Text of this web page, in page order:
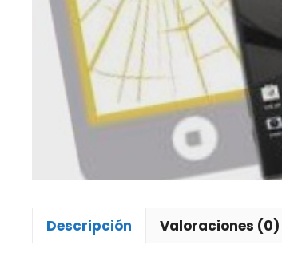
Descripción Valoraciones (0)